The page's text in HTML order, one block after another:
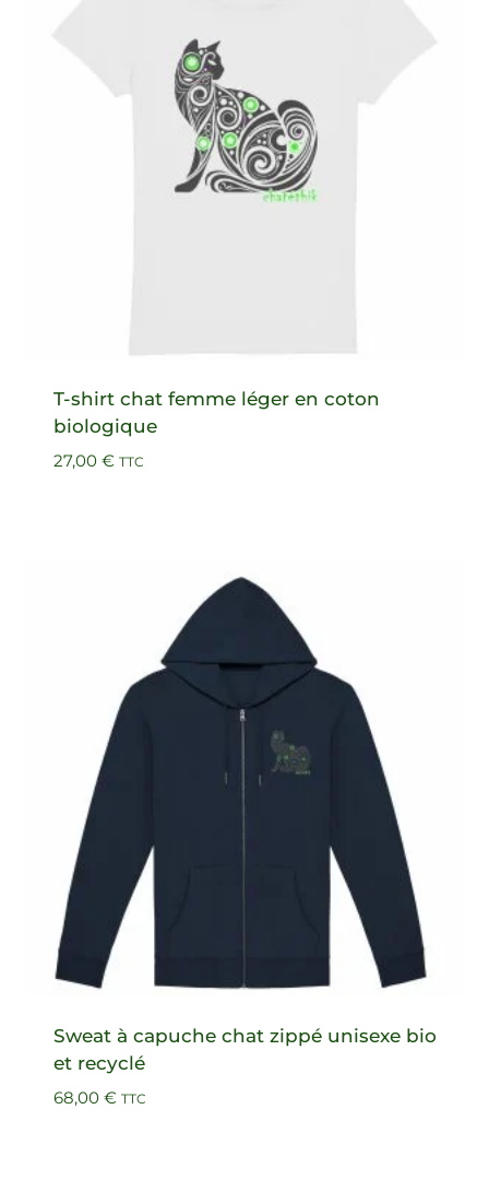
T-shirt chat femme léger en coton
biologique
27,00 € TTC
Sweat à capuche chat zippé unisexe bio
et recyclé
68,00 € TTC